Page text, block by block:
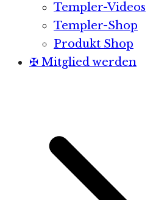
Templer-Videos
Templer-Shop
Produkt Shop
✠ Mitglied werden